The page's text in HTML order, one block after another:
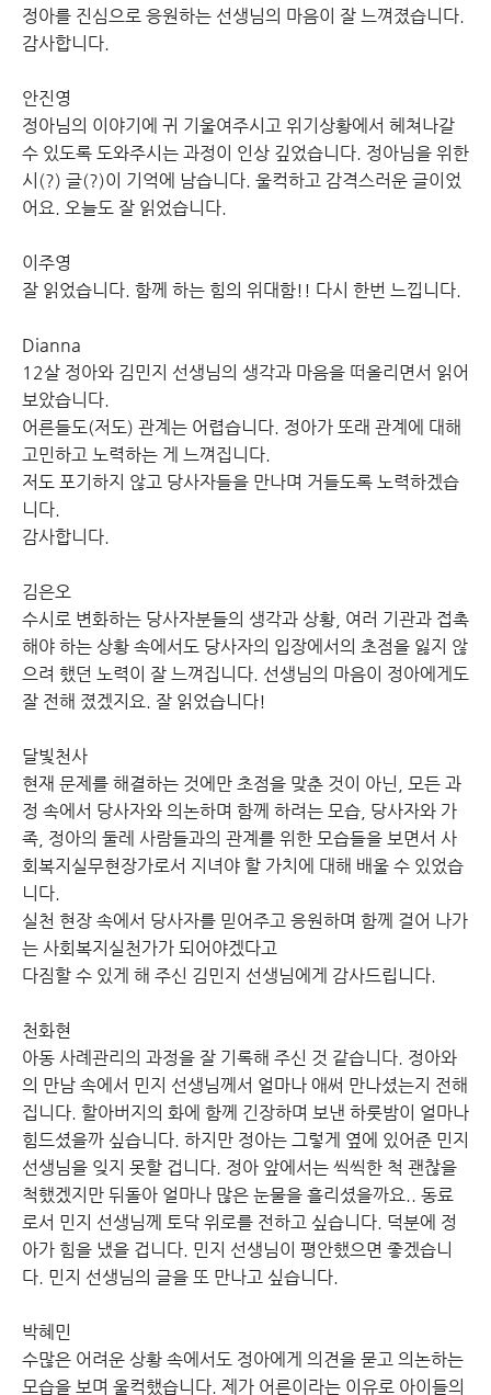
정아를 진심으로 응원하는 선생님의 마음이 잘 느껴졌습니다.
감사합니다.
안진영
정아님의 이야기에 귀 기울여주시고 위기상황에서 헤쳐나갈
수 있도록 도와주시는 과정이 인상 깊었습니다. 정아님을 위한
시(?) 글(?)이 기억에 남습니다. 울컥하고 감격스러운 글이었
어요. 오늘도 잘 읽었습니다.
이주영
잘 읽었습니다. 함께 하는 힘의 위대함!! 다시 한번 느낍니다.
Dianna
12살 정아와 김민지 선생님의 생각과 마음을 떠올리면서 읽어
보았습니다.
어른들도(저도) 관계는 어렵습니다. 정아가 또래 관계에 대해
고민하고 노력하는 게 느껴집니다.
저도 포기하지 않고 당사자들을 만나며 거들도록 노력하겠습
니다.
감사합니다.
김은오
수시로 변화하는 당사자분들의 생각과 상황, 여러 기관과 접촉
해야 하는 상황 속에서도 당사자의 입장에서의 초점을 잃지 않
으려 했던 노력이 잘 느껴집니다. 선생님의 마음이 정아에게도
잘 전해 졌겠지요. 잘 읽었습니다!
달빛천사
현재 문제를 해결하는 것에만 초점을 맞춘 것이 아닌, 모든 과
정 속에서 당사자와 의논하며 함께 하려는 모습, 당사자와 가
족, 정아의 둘레 사람들과의 관계를 위한 모습들을 보면서 사
회복지실무현장가로서 지녀야 할 가치에 대해 배울 수 있었습
니다.
실천 현장 속에서 당사자를 믿어주고 응원하며 함께 걸어 나가
는 사회복지실천가가 되어야겠다고
다짐할 수 있게 해 주신 김민지 선생님에게 감사드립니다.
천화현
아동 사례관리의 과정을 잘 기록해 주신 것 같습니다. 정아와
의 만남 속에서 민지 선생님께서 얼마나 애써 만나셨는지 전해
집니다. 할아버지의 화에 함께 긴장하며 보낸 하룻밤이 얼마나
힘드셨을까 싶습니다. 하지만 정아는 그렇게 옆에 있어준 민지
선생님을 잊지 못할 겁니다. 정아 앞에서는 씩씩한 척 괜찮을
척했겠지만 뒤돌아 얼마나 많은 눈물을 흘리셨을까요.. 동료
로서 민지 선생님께 토닥 위로를 전하고 싶습니다. 덕분에 정
아가 힘을 냈을 겁니다. 민지 선생님이 평안했으면 좋겠습니
다. 민지 선생님의 글을 또 만나고 싶습니다.
박혜민
수많은 어려운 상황 속에서도 정아에게 의견을 묻고 의논하는
모습을 보며 울컥했습니다. 제가 어른이라는 이유로 아이들의